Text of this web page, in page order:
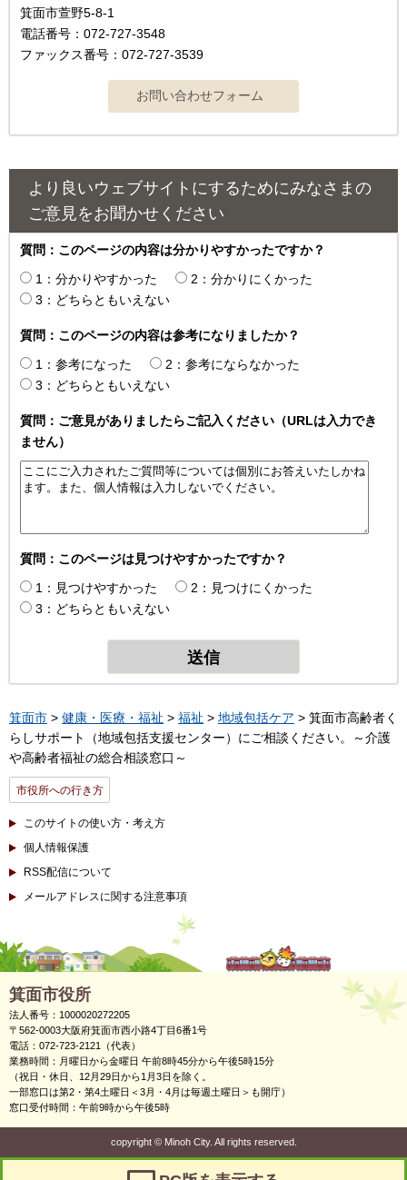
箕面市萱野5-8-1
電話番号：072-727-3548
ファックス番号：072-727-3539
より良いウェブサイトにするためにみなさまの
ご意見をお聞かせください
質問：このページの内容は分かりやすかったですか？
1：分かりやすかった
2：分かりにくかった
3：どちらともいえない
質問：このページの内容は参考になりましたか？
1：参考になった
2：参考にならなかった
3：どちらともいえない
質問：ご意見がありましたらご記入ください（URLは入力でき
ません）
質問：このページは見つけやすかったですか？
1：見つけやすかった
2：見つけにくかった
3：どちらともいえない
箕面市 > 健康・医療・福祉 > 福祉 > 地域包括ケア > 箕面市高齢者く
らしサポート（地域包括支援センター）にご相談ください。～介護
や高齢者福祉の総合相談窓口～
市役所への行き方
このサイトの使い方・考え方
個人情報保護
RSS配信について
メールアドレスに関する注意事項
箕面市役所
法人番号：1000020272205
〒562-0003大阪府箕面市西小路4丁目6番1号
電話：072-723-2121（代表）
業務時間：月曜日から金曜日 午前8時45分から午後5時15分
（祝日・休日、12月29日から1月3日を除く。
一部窓口は第2・第4土曜日＜3月・4月は毎週土曜日＞も開庁）
窓口受付時間：午前9時から午後5時
copyright ©Minoh City. All rights reserved.